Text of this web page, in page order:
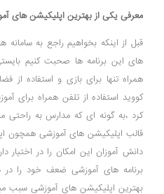
معرفی یکی از بهترین اپلیکیشن های
قبل از اینکه بخواهیم راجع به
های این برنامه ها صحبت کنیم
همراه تنها برای بازی و استفاده
کووید استفاده از تلفن همراه برای
کرد ،به گونه ای که مدارس به راحتی
قالب اپلیکیشن های آموزشی همچون
دانش آموزان این امکان را در اختیار
برنامه های آموزشی ضعف خود را در
بهترین اپلیکیشن های آموزشی سبب